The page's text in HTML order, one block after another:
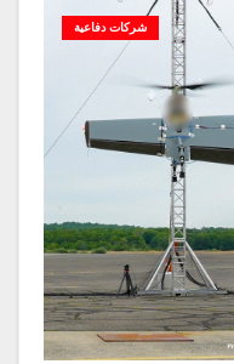
شركات دفاعية